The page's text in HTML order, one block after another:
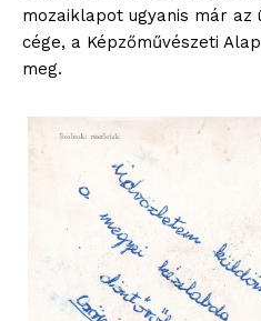
mozaiklapot ugyanis már az
cége, a Képzőművészeti
meg.